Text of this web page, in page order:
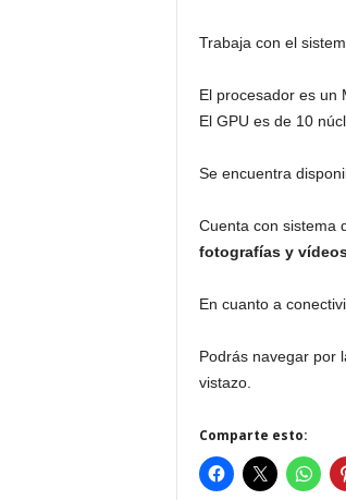
Trabaja con el
El procesador es un
El GPU es de 10
Se encuentra
Cuenta con sistema
fotografías y
En cuanto a
Podrás navegar por
vistazo.
Comparte esto: